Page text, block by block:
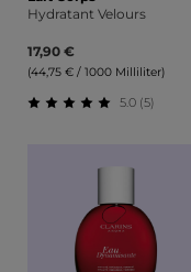
Hydratant Velours
17,90 €
(44,75 € / 1000 Milliliter)
5.0 (5)